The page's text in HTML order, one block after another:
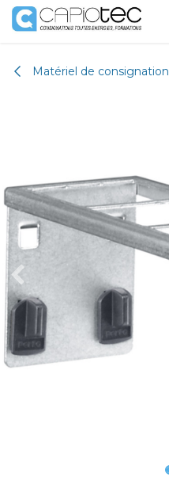
Se rendre au contenu
Matériel de consignation